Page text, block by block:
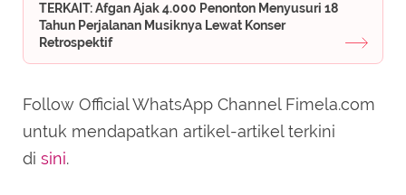
TERKAIT: Afgan Ajak 4.000 Penonton Menyusuri 18
Tahun Perjalanan Musiknya Lewat Konser
Retrospektif
Follow Official WhatsApp Channel Fimela.com
untuk mendapatkan artikel-artikel terkini
di sini.